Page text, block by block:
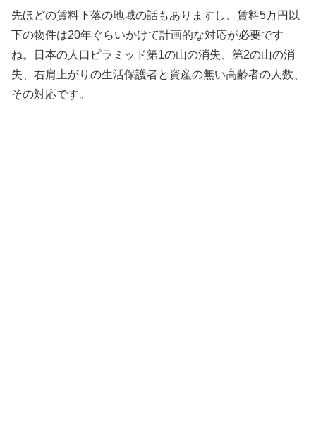
先ほどの賃料下落の地域の話もありますし、賃料5万円以
下の物件は20年ぐらいかけて計画的な対応が必要です
ね。日本の人口ピラミッド第1の山の消失、第2の山の消
失、右肩上がりの生活保護者と資産の無い高齢者の人数、
その対応です。